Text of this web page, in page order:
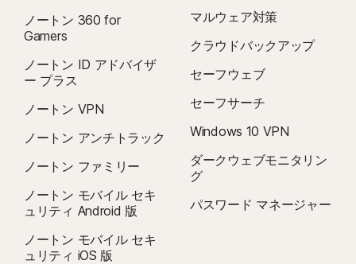
ノートン 360 for
Gamers
ノートン ID アドバイザ
ー プラス
ノートン VPN
ノートン アンチトラック
ノートン ファミリー
ノートン モバイル セキ
ュリティ Android 版
ノートン モバイル セキ
ュリティ iOS 版
マルウェア対策
クラウドバックアップ
セーフウェブ
セーフサーチ
Windows 10 VPN
ダークウェブモニタリン
グ
パスワード マネージャー